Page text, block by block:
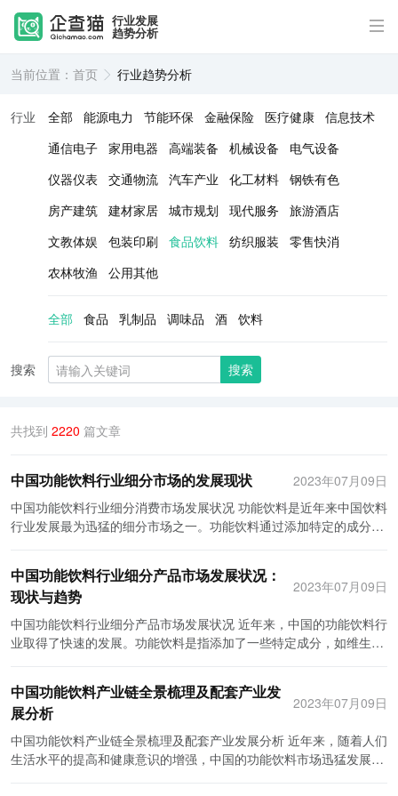
行业发展
趋势分析
当前位置： 首页 行业趋势分析
行业 全部 能源电力 节能环保 金融保险 医疗健康 信息技术
通信电子 家用电器 高端装备 机械设备
电气设备
仪器仪表
交通物流 汽车产业 化工材料 钢铁有色
房产建筑 建材家居 城市规划 现代服务
旅游酒店
文教体娱
包装印刷 食品饮料 纺织服装
零售快消
农林牧渔
公用其他
全部 食品 乳制品 调味品 酒 饮料
搜索 搜索
共找到 2220 篇文章
中国功能饮料行业细分市场的发展现状
2023年07月09日
中国功能饮料行业细分消费市场发展状况 功能饮料是近年来中国饮料
行业发展最为迅猛的细分市场之一。功能饮料通过添加特定的成分，
识的不断增强，功能饮料行业正逐渐走向快速发展。 功能饮料的受欢
迎程度与中国消费市场的不断扩大和多元化有着密不可分的关系。中
国经济的快速发展和城市化进程的加速，使得消费者生活质量不断提
升，对健康与长寿的追求也逐渐成为现代人的一种追求。这种健康追
调节身体机能等，使得其逐渐成为大众的选择。 在功能饮料行业中，
消费市场的细分发展状况也表现出一定的特点。首先，根据功能饮料
的功效，可以将市场分为提神醒脑类、能量类、健康养生类等。例
如，有些功能饮料注重提高注意力和警觉性，受到需要加强脑力劳动
的白领和学生群体的青睐；有些功能饮料则注重补充能量和增强体
中国功能饮料行业细分产品市场发展状况：
现状与趋势
2023年07月09日
中国功能饮料行业细分产品市场发展状况 近年来，中国的功能饮料行
业取得了快速的发展。功能饮料是指添加了一些特定成分，如维生
主要通过含有咖啡因、香兰素、牛磺酸等成分，为人们提供快速的能
量补充。这一细分市场在中国呈现出快速增长的趋势。不少年轻人通
过饮用能量饮料来提神醒脑，延长工作或学习时间。大型品牌如红
牛、怡宝红罐等在中国市场占据较大份额。而伴随着健康意识的增
中国功能饮料产业链全景梳理及配套产业发
展分析
2023年07月09日
中国功能饮料产业链全景梳理及配套产业发展分析 近年来，随着人们
生活水平的提高和健康意识的增强，中国的功能饮料市场迅猛发展。